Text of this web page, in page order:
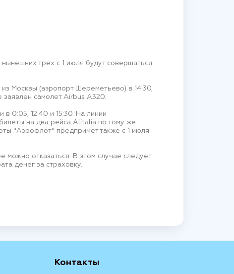
трех с 1 июля будут совершаться
Москвы (аэропорт Шереметьево) в 14:30,
заявлен самолет Airbus A320.
в 0:05, 12:40 и 15:30. На линии
на два рейса Alitalia по тому же
"Аэрофлот" предпримет также с 1 июля
можно отказаться. В этом случае следует
денег за страховку.
Контакты